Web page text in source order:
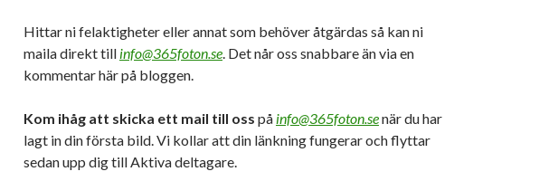
Hittar ni felaktigheter eller annat som behöver åtgärdas så kan ni
maila direkt till info@365foton.se. Det når oss snabbare än via en
kommentar här på bloggen.
Kom ihåg att skicka ett mail till oss på info@365foton.senär du har
lagt in din första bild. Vi kollar att din länkning fungerar och flyttar
sedan upp dig till Aktiva deltagare.